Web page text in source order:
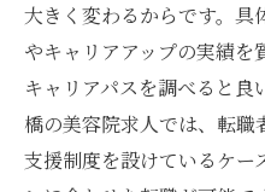
大きく変わるからです。具
やキャリアアップの実績を
キャリアパスを調べると
橋の美容院求人では、転職
支援制度を設けているケー